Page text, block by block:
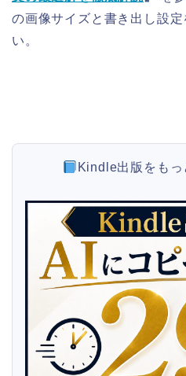
の画像サイズと書き出し設
い。
Kindle出版をも